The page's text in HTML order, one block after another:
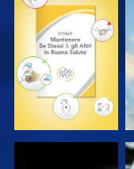
GUARDA